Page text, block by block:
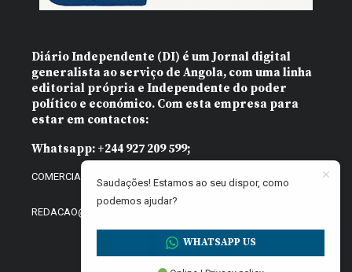
Diário Independente (DI) é um Jornal digital
generalista ao serviço de Angola, com uma linha
editorial própria e Independente do poder
político e económico. Com esta empresa para
estar em contactos:
Whatsapp: +244 927 209 599;
COMERCIAL@DIARIOINDEPENDENTE.INFO
REDACAO@DIARIOINDEPENDENTE.INFO
Saudações! Estamos ao seu dispor, como
podemos ajudar?
WHATSAPP US